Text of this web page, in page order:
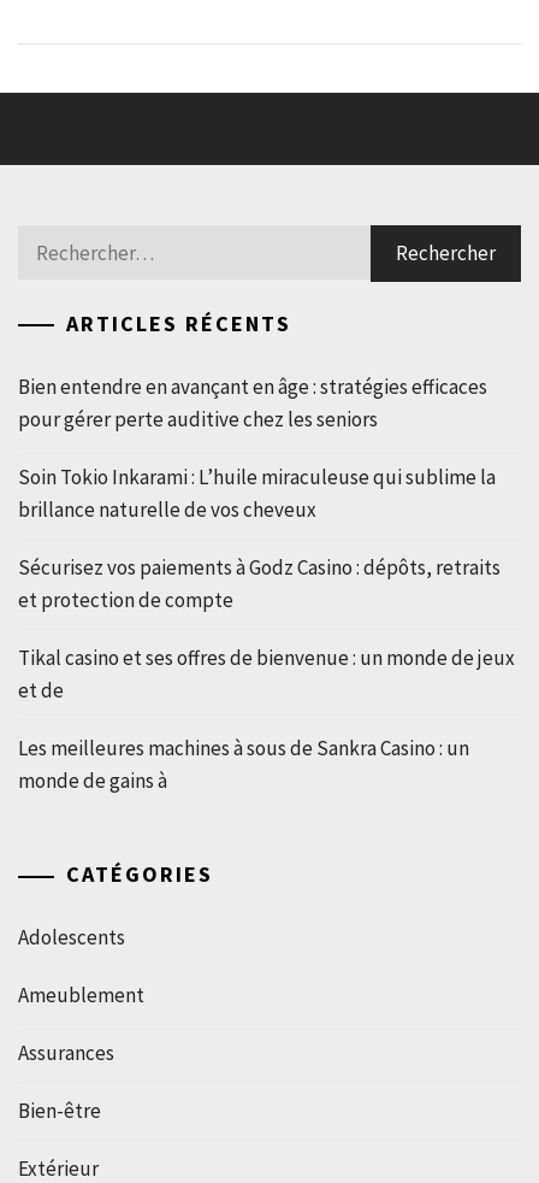
Rechercher :
ARTICLES RÉCENTS
Bien entendre en avançant en âge : stratégies efficaces
pour gérer perte auditive chez les seniors
Soin Tokio Inkarami : L’huile miraculeuse qui sublime la
brillance naturelle de vos cheveux
Sécurisez vos paiements à Godz Casino : dépôts, retraits
et protection de compte
Tikal casino et ses offres de bienvenue : un monde de jeux
et de
Les meilleures machines à sous de Sankra Casino : un
monde de gains à
CATÉGORIES
Adolescents
Ameublement
Assurances
Bien-être
Extérieur